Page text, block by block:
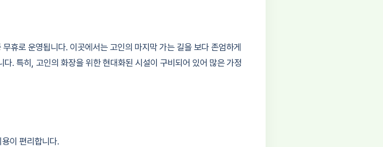
휴로 운영됩니다. 이곳에서는 고인의 마지막 가는 길을 보다 존엄하게
. 특히, 고인의 화장을 위한 현대화된 시설이 구비되어 있어 많은 가정
이 편리합니다.